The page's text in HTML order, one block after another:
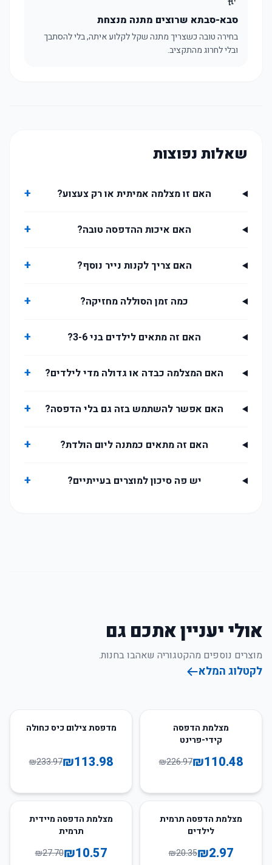
סבא-סבתא שרוצים מתנה מנצחת
בחירה טובה כשצריך מתנה שקל לקלוע איתה, בלי להסתבך
ובלי לחרוג מהתקציב.
שאלות נפוצות
האם זו מצלמה אמיתית או רק צעצוע? +
האם איכות ההדפסה טובה? +
האם צריך לקנות נייר נוסף? +
כמה זמן הסוללה מחזיקה? +
האם זה מתאים לילדים בני 3-6? +
האם המצלמה כבדה או גדולה מדי לילדים? +
האם אפשר להשתמש בזה גם בלי הדפסה? +
האם זה מתאים כמתנה ליום הולדת? +
יש פה סיכון למוצרים בעייתיים? +
אולי יעניין אתכם גם
מוצרים נוספים מהקטגוריה שאהבו בחנות.
לקטלוג המלא
מצלמת הדפסה
קידי-פרינט
₪110.48
₪226.97
51
מדפסת צילום כיס כחולה
₪113.98
₪233.97
85
מצלמת הדפסה תרמית
לילדים
₪2.97
₪20.35
62
מצלמת הדפסה מיידית
תרמית
₪10.57
₪27.70